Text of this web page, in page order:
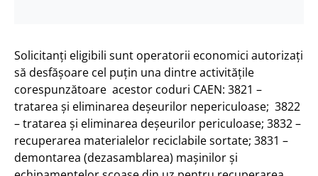
Solicitanţi eligibili sunt operatorii economici autorizaţi
să desfăşoare cel puţin una dintre activităţile
corespunzătoare acestor coduri CAEN: 3821 –
tratarea şi eliminarea deşeurilor nepericuloase; 3822
– tratarea şi eliminarea deşeurilor periculoase; 3832 –
recuperarea materialelor reciclabile sortate; 3831 –
demontarea (dezasamblarea) maşinilor şi